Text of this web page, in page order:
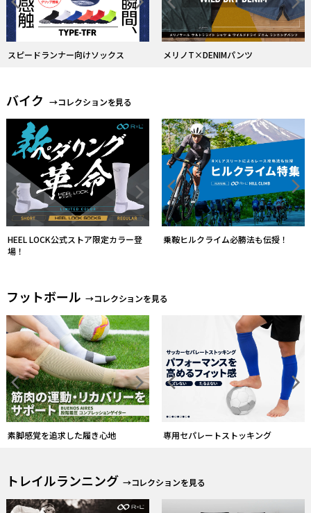
スピードランナー向けソックス メリノT×DENIMパンツ
バイク →コレクションを見る
HEEL LOCK公式ストア限定カラー登
場！
乗鞍ヒルクライム必勝法も伝授！
フットボール →コレクションを見る
素脚感覚を追求した履き心地 専用セパレートストッキング
トレイルランニング →コレクションを見る